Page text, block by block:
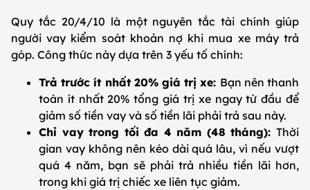
Quy tắc 20/4/10 là một nguyên tắc tài chính giúp
người vay kiểm soát khoản nợ khi mua xe máy trả
góp. Công thức này dựa trên 3 yếu tố chính:
Trả trước ít nhất 20% giá trị xe: Bạn nên thanh
toán ít nhất 20% tổng giá trị xe ngay từ đầu để
giảm số tiền vay và số tiền lãi phải trả sau này.
Chỉ vay trong tối đa 4 năm (48 tháng): Thời
gian vay không nên kéo dài quá lâu, vì nếu vượt
quá 4 năm, bạn sẽ phải trả nhiều tiền lãi hơn,
trong khi giá trị chiếc xe liên tục giảm.